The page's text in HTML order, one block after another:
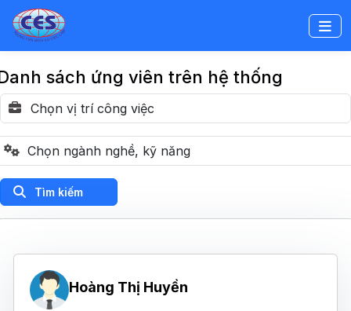
sách ứng viên trên hệ thống
Tìm kiếm
Hoàng Thị Huyền